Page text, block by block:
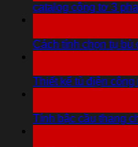
catalog công tơ 3
Cách tính chọn tụ bù
Thiết kế tủ điện công
Tính bậc cầu thang